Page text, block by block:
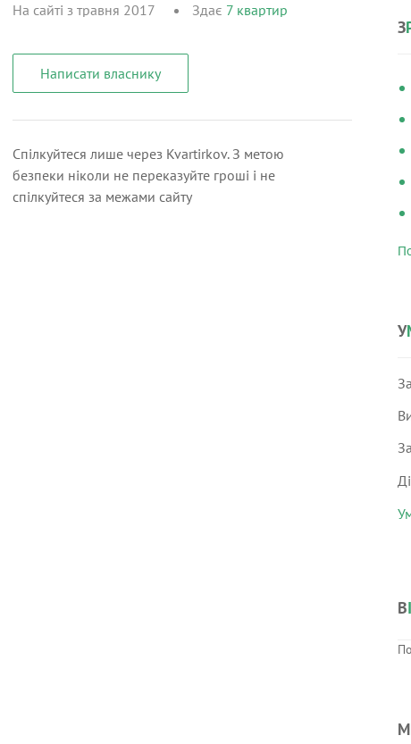
На сайті з травня 2017 Здає 7 квартир
Написати власнику
Спілкуйтеся лише через Kvartirkov. З метою
безпеки ніколи не переказуйте гроші і не
спілкуйтеся за межами сайту
З
У
ВІ
М